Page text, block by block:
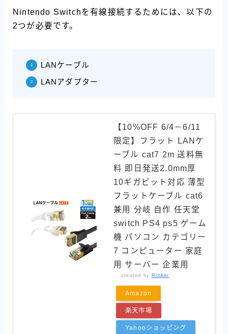
Nintendo Switchを有線接続するためには、以下の
2つが必要です。
LANケーブル
LANアダプター
【10%OFF 6/4－6/11
限定】フラット LANケ
ーブル cat7 2m 送料無
料 即日発送2.0mm厚
10ギガビット対応 薄型
フラットケーブル cat6
兼用 分岐 自作 任天堂
switch PS4 ps5 ゲーム
機 パソコン カテゴリー
7 コンピューター 家庭
用 サーバー 企業用
created by Rinker
Amazon
楽天市場
Yahooショッピング